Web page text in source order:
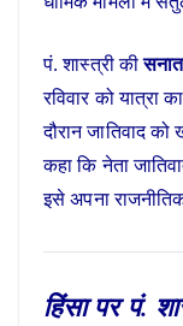
पं. शास्त्री की
रविवार को यात्रा
दौरान जातिवाद
कहा कि नेता
इसे अपना
हिंसा पर पं.